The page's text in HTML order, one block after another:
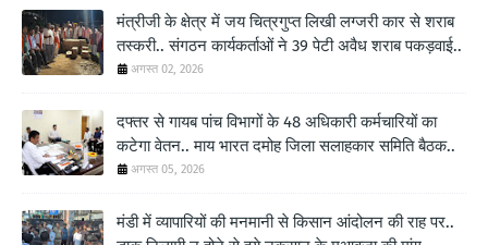
मंत्रीजी के क्षेत्र में जय चित्रगुप्त लिखी लग्जरी कार से शराब
तस्करी.. संगठन कार्यकर्ताओं ने 39 पेटी अवैध शराब पकड़वाई..
अगस्त 02, 2026
दफ्तर से गायब पांच विभागों के 48 अधिकारी कर्मचारियों का
कटेगा वेतन.. माय भारत दमोह जिला सलाहकार समिति बैठक..
अगस्त 05, 2026
मंडी में व्यापारियों की मनमानी से किसान आंदोलन की राह पर..